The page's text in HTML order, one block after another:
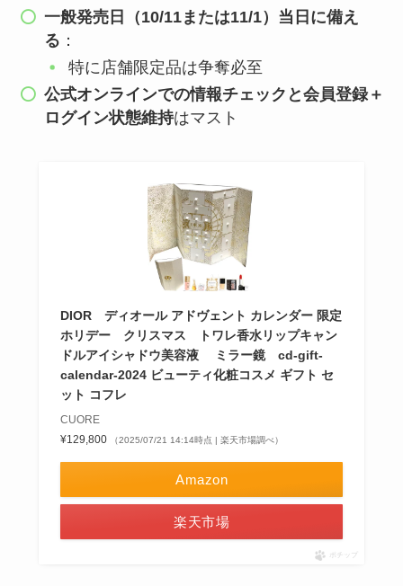
一般発売日（10/11または11/1）当日に備え
る ：
特に店舗限定品は争奪必至
公式オンラインでの情報チェックと会員登録＋
ログイン状態維持はマスト
DIOR ディオール アドヴェント カレンダー 限定
ホリデー クリスマス トワレ香水リップキャン
ドルアイシャドウ美容液 ミラー鏡 cd-gift-
calendar-2024 ビューティ化粧コスメ ギフト セ
ット コフレ
CUORE
¥129,800
（2025/07/21 14:14時点 | 楽天市場調べ）
Amazon
楽天市場
ポチップ